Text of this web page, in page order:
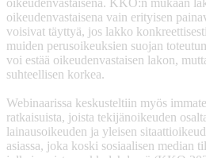
oikeudenvastaisena vain erityisen
voisivat täyttyä, jos lakko
muiden perusoikeuksien suojan
voi estää oikeudenvastaisen lakon,
suhteellisen korkea.
Webinaarissa keskusteltiin myös
ratkaisuista, joista tekijänoikeuden
lainausoikeuden ja yleisen
asiassa, joka koski sosiaalisen median